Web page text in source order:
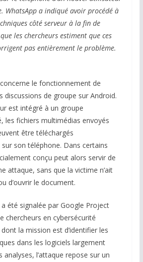
WhatsApp a indiqué avoir procédé à
côté serveur à la fin de
les chercheurs estiment que ces
pas entièrement le problème.
le fonctionnement de
discussions de groupe sur Android.
est intégré à un groupe
les fichiers multimédias envoyés
être téléchargés
son téléphone. Dans certains
conçu peut alors servir de
attaque, sans que la victime n’ait
d’ouvrir le document.
été signalée par Google Project
chercheurs en cybersécurité
la mission est d’identifier les
dans les logiciels largement
analyses, l’attaque repose sur un